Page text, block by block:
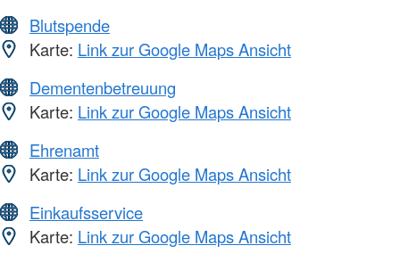
Blutspende
Karte: Link zur Google Maps Ansicht
Dementenbetreuung
Karte: Link zur Google Maps Ansicht
Ehrenamt
Karte: Link zur Google Maps Ansicht
Einkaufsservice
Karte: Link zur Google Maps Ansicht